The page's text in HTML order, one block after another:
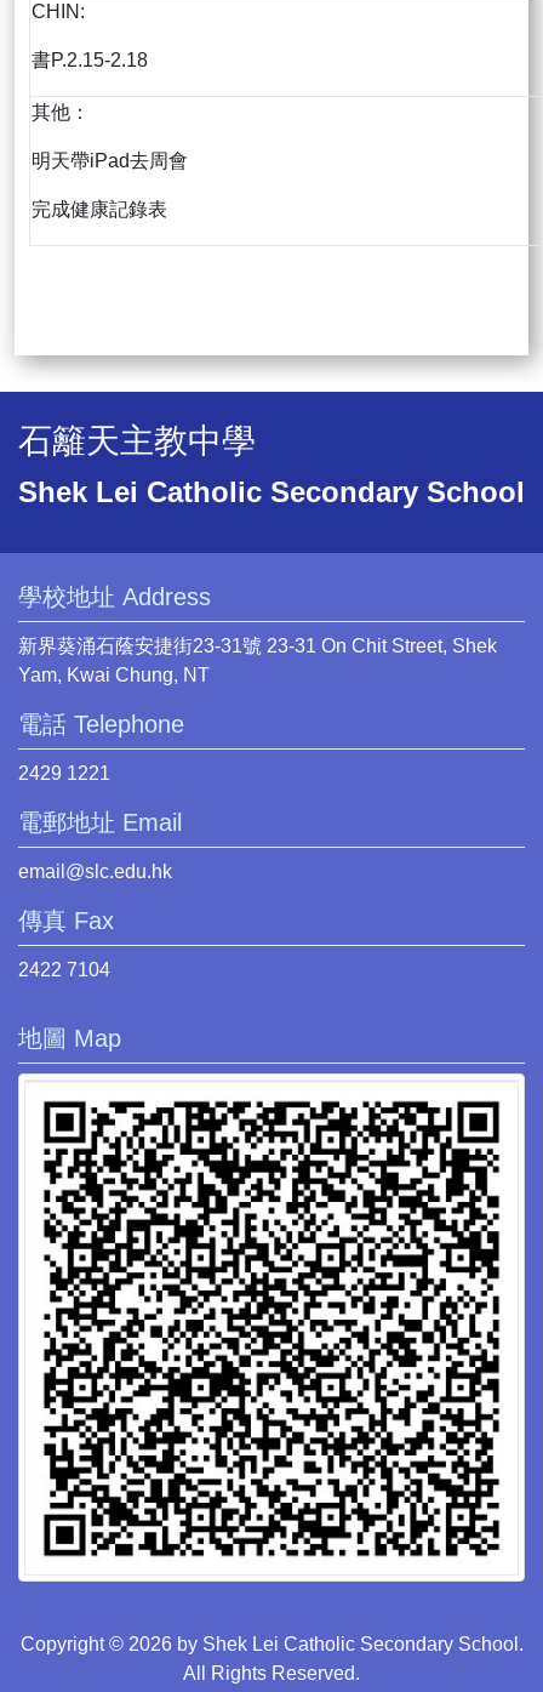
CHIN:
書P.2.15-2.18
其他：
明天帶iPad去周會
完成健康記錄表
石籬天主教中學
Shek Lei Catholic Secondary School
學校地址 Address
新界葵涌石蔭安捷街23-31號 23-31 On Chit Street, Shek
Yam, Kwai Chung, NT
電話 Telephone
2429 1221
電郵地址 Email
email@slc.edu.hk
傳真 Fax
2422 7104
地圖 Map
Copyright © 2026 by Shek Lei Catholic Secondary School.
All Rights Reserved.